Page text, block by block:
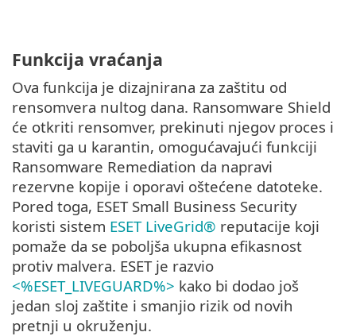
Funkcija vraćanja
Ova funkcija je dizajnirana za zaštitu od
rensomvera nultog dana. Ransomware Shield
će otkriti rensomver, prekinuti njegov proces i
staviti ga u karantin, omogućavajući funkciji
Ransomware Remediation da napravi
rezervne kopije i oporavi oštećene datoteke.
Pored toga, ESET Small Business Security
koristi sistem ESET LiveGrid® reputacije koji
pomaže da se poboljša ukupna efikasnost
protiv malvera. ESET je razvio
<%ESET_LIVEGUARD%> kako bi dodao još
jedan sloj zaštite i smanjio rizik od novih
pretnji u okruženju.